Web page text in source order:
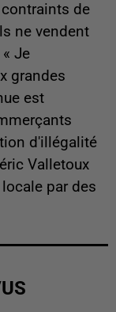
de
ne vendent
Je
grandes
est
d'illégalité
Valletoux
par des